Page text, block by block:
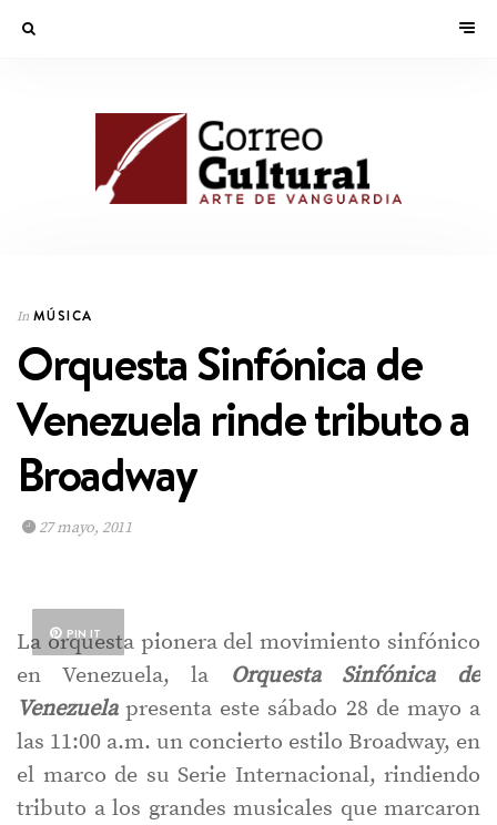
In MÚSICA
Orquesta Sinfónica de
Venezuela rinde tributo a
Broadway
27 mayo, 2011
PIN IT
La orquesta pionera del movimiento sinfónico
en Venezuela, la Orquesta Sinfónica de
Venezuelapresenta este sábado 28 de mayo a
las 11:00 a.m. un concierto estilo Broadway, en
el marco de su Serie Internacional, rindiendo
tributo a los grandes musicales que marcaron